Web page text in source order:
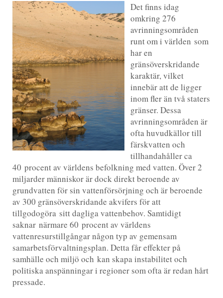
Det finns idag
omkring 276
avrinningsområden
runt om i världen som
har en
gränsöverskridande
karaktär, vilket
innebär att de ligger
inom fler än två staters
gränser. Dessa
avrinningsområden är
ofta huvudkällor till
färskvatten och
tillhandahåller ca
40 procent av världens befolkning med vatten. Över 2
miljarder människor är dock direkt beroende av
grundvatten för sin vattenförsörjning och är beroende
av 300 gränsöverskridande akvifers för att
tillgodogöra sitt dagliga vattenbehov. Samtidigt
saknar närmare 60 procent av världens
vattenresurstillgångar någon typ av gemensam
samarbetsförvaltningsplan. Detta får effekter på
samhälle och miljö och kan skapa instabilitet och
politiska anspänningar i regioner som ofta är redan hårt
pressade.